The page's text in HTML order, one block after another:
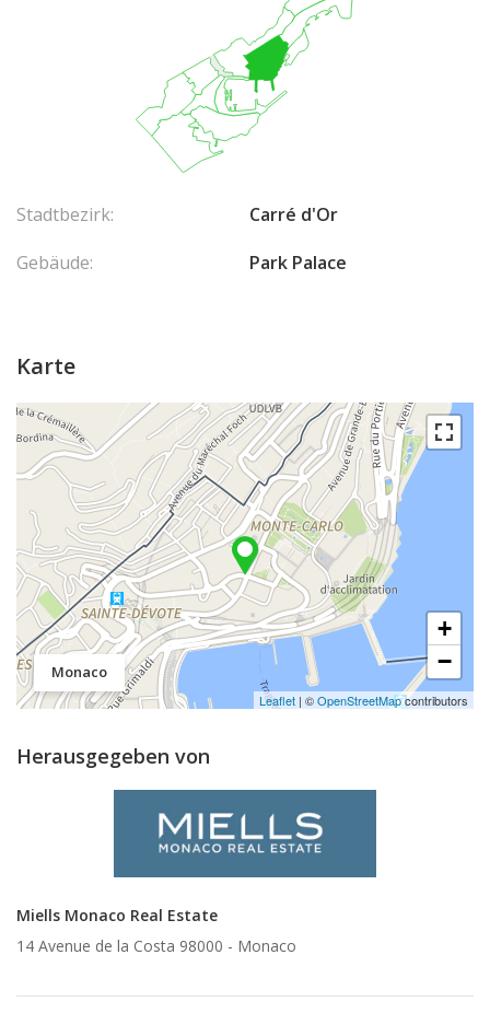
Stadtbezirk:
Carré d'Or
Gebäude:
Park Palace
Karte
Monaco
+
−
Leaflet | ©OpenStreetMapcontributors
Herausgegeben von
Miells Monaco Real Estate
14 Avenue de la Costa 98000 - Monaco